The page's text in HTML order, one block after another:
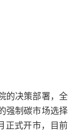
的决策部署，全
强制碳市场选择
正式开市，目前